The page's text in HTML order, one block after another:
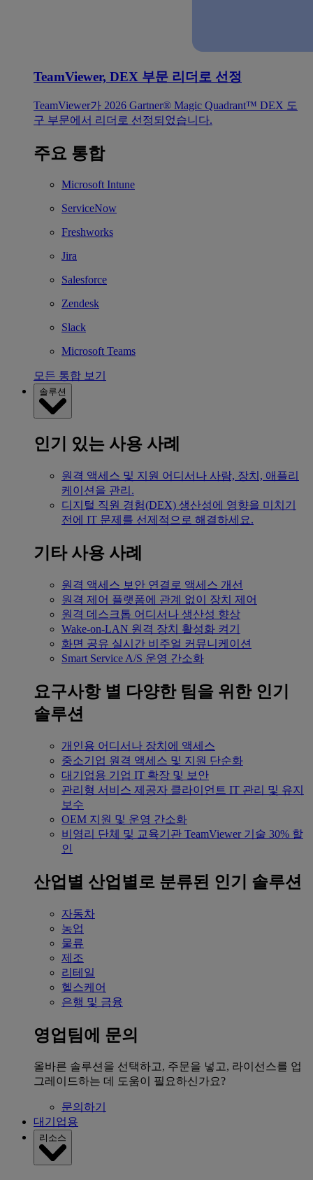
TeamViewer, DEX 부문 리더로 선정
TeamViewer가 2026 Gartner® Magic Quadrant™ DEX 도
구 부문에서 리더로 선정되었습니다.
주요 통합
Microsoft Intune
ServiceNow
Freshworks
Jira
Salesforce
Zendesk
Slack
Microsoft Teams
모든 통합 보기
솔루션
인기 있는 사용 사례
원격 액세스 및 지원 어디서나 사람, 장치, 애플리
케이션을 관리.
디지털 직원 경험(DEX) 생산성에 영향을 미치기
전에 IT 문제를 선제적으로 해결하세요.
기타 사용 사례
원격 액세스 보안 연결로 액세스 개선
원격 제어 플랫폼에 관계 없이 장치 제어
원격 데스크톱 어디서나 생산성 향상
Wake-on-LAN 원격 장치 활성화 켜기
화면 공유 실시간 비주얼 커뮤니케이션
Smart Service A/S 운영 간소화
요구사항 별 다양한 팀을 위한 인기
솔루션
개인용 어디서나 장치에 액세스
중소기업 원격 액세스 및 지원 단순화
대기업용 기업 IT 확장 및 보안
관리형 서비스 제공자 클라이언트 IT 관리 및 유지
보수
OEM 지원 및 운영 간소화
비영리 단체 및 교육기관 TeamViewer 기술 30% 할
인
산업별 산업별로 분류된 인기 솔루션
자동차
농업
물류
제조
리테일
헬스케어
은행 및 금융
영업팀에 문의
올바른 솔루션을 선택하고, 주문을 넣고, 라이선스를 업
그레이드하는 데 도움이 필요하신가요?
문의하기
대기업용
리소스